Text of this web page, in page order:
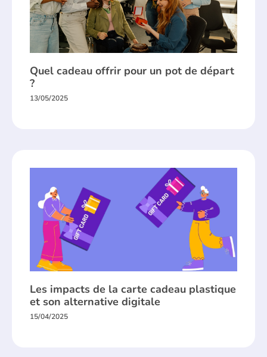
Quel cadeau offrir pour un pot de départ
?
13/05/2025
Les impacts de la carte cadeau plastique
et son alternative digitale
15/04/2025